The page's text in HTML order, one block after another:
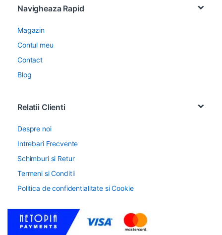
Navigheaza Rapid
Magazin
Contul meu
Contact
Blog
Relatii Clienti
Despre noi
Intrebari Frecvente
Schimburi si Retur
Termeni si Conditii
Politica de confidentialitate si Cookie